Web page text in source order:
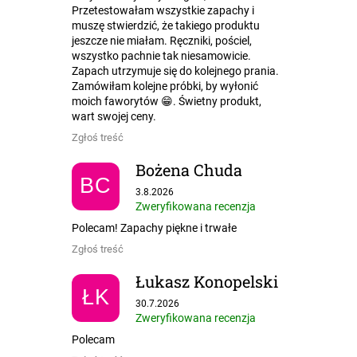
Przetestowałam wszystkie zapachy i
muszę stwierdzić, że takiego produktu
jeszcze nie miałam. Ręczniki, pościel,
wszystko pachnie tak niesamowicie.
Zapach utrzymuje się do kolejnego prania.
Zamówiłam kolejne próbki, by wyłonić
moich faworytów 😁. Świetny produkt,
wart swojej ceny.
Zgłoś treść
BC
Bożena Chuda
Ocena sklepu to 5 na 5 gwiazdek.
3.8.2026
Zweryfikowana recenzja
Polecam! Zapachy piękne i trwałe
Zgłoś treść
ŁK
Łukasz Konopelski
Ocena sklepu to 5 na 5 gwiazdek.
30.7.2026
Zweryfikowana recenzja
Polecam